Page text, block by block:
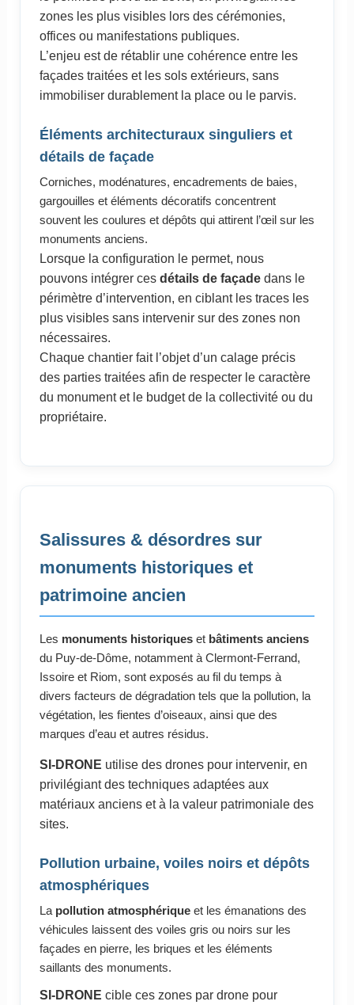
zones les plus visibles lors des cérémonies,
offices ou manifestations publiques.
L’enjeu est de rétablir une cohérence entre les
façades traitées et les sols extérieurs, sans
immobiliser durablement la place ou le parvis.
Éléments architecturaux singuliers et
détails de façade
Corniches, modénatures, encadrements de baies,
gargouilles et éléments décoratifs concentrent
souvent les coulures et dépôts qui attirent l’œil sur les
monuments anciens.
Lorsque la configuration le permet, nous
pouvons intégrer ces détails de façadedans le
périmètre d’intervention, en ciblant les traces les
plus visibles sans intervenir sur des zones non
nécessaires.
Chaque chantier fait l’objet d’un calage précis
des parties traitées afin de respecter le caractère
du monument et le budget de la collectivité ou du
propriétaire.
Salissures & désordres sur
monuments historiques et
patrimoine ancien
Les monuments historiqueset bâtiments anciens
du Puy-de-Dôme, notamment à Clermont-Ferrand,
Issoire et Riom, sont exposés au fil du temps à
divers facteurs de dégradation tels que la pollution, la
végétation, les fientes d’oiseaux, ainsi que des
marques d’eau et autres résidus.
SI-DRONE utilise des drones pour intervenir, en
privilégiant des techniques adaptées aux
matériaux anciens et à la valeur patrimoniale des
sites.
Pollution urbaine, voiles noirs et dépôts
atmosphériques
La pollution atmosphériqueet les émanations des
véhicules laissent des voiles gris ou noirs sur les
façades en pierre, les briques et les éléments
saillants des monuments.
SI-DRONE cible ces zones par drone pour